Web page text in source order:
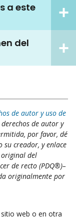
a este
del
de autor y uso de
de autor y
por favor, dé
creador, y enlace
del
de recto (PDQ®)–
originalmente por
web o en otra